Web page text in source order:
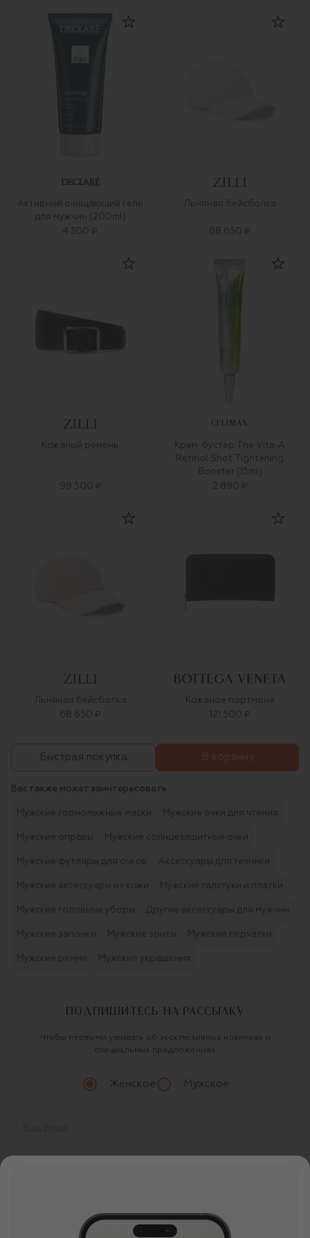
Активный очищающий гель
для мужчин (200ml)
4 300 ₽
Льняная бейсболка
68 650 ₽
Кожаный ремень
99 500 ₽
CELIMAX
Крем-бустер The Vita-A
Retinol Shot Tightening
Booster (15ml)
2 890 ₽
Льняная бейсболка
68 650 ₽
Кожаное портмоне
121 500 ₽
Быстрая покупка В корзину
Вас также может заинтересовать
Мужские горнолыжные маски Мужские очки для чтения
Мужские оправы Мужские солнцезащитные очки
Мужские футляры для очков Аксессуары для техники
Мужские аксессуары из кожи Мужские галстуки и платки
Мужские головные уборы Другие аксессуары для мужчин
Мужские запонки Мужские зонты Мужские перчатки
Мужские ремни Мужские украшения
ПОДПИШИТЕСЬ НА РАССЫЛКУ
Чтобы первыми узнавать об эксклюзивных новинках и
специальных предложениях
Женское Мужское
О ЦУМ